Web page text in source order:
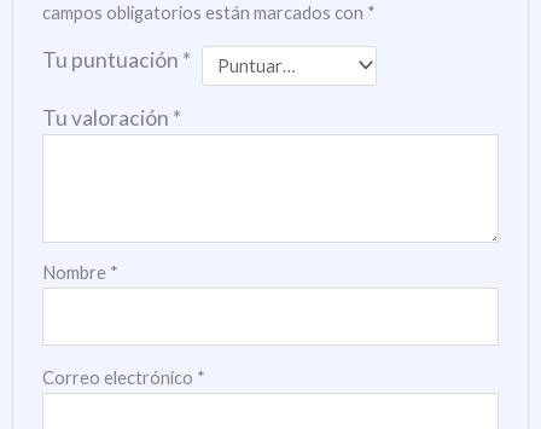
campos obligatorios están marcados con *
Tu puntuación *
Tu valoración *
Nombre *
Correo electrónico *